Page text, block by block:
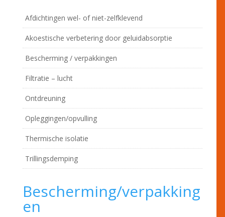
Afdichtingen wel- of niet-zelfklevend
Akoestische verbetering door geluidabsorptie
Bescherming / verpakkingen
Filtratie – lucht
Ontdreuning
Opleggingen/opvulling
Thermische isolatie
Trillingsdemping
Bescherming/verpakking
en